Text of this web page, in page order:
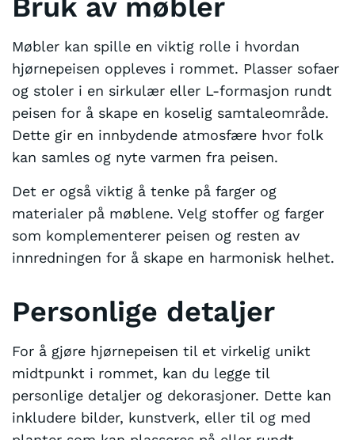
Bruk av møbler
Møbler kan spille en viktig rolle i hvordan
hjørnepeisen oppleves i rommet. Plasser sofaer
og stoler i en sirkulær eller L-formasjon rundt
peisen for å skape en koselig samtaleområde.
Dette gir en innbydende atmosfære hvor folk
kan samles og nyte varmen fra peisen.
Det er også viktig å tenke på farger og
materialer på møblene. Velg stoffer og farger
som komplementerer peisen og resten av
innredningen for å skape en harmonisk helhet.
Personlige detaljer
For å gjøre hjørnepeisen til et virkelig unikt
midtpunkt i rommet, kan du legge til
personlige detaljer og dekorasjoner. Dette kan
inkludere bilder, kunstverk, eller til og med